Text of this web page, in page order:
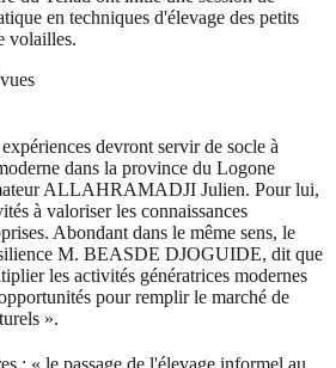
en techniques d'élevage des petits
volailles.
devront servir de socle à
dans la province du Logone
ALLAHRAMADJI Julien. Pour lui,
à valoriser les connaissances
Abondant dans le même sens, le
M. BEASDE DJOGUIDE, dit que
les activités génératrices modernes
pour remplir le marché de
».
: « le passage de l'élevage informel au